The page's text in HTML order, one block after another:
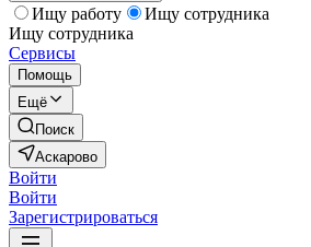
Ищу работу
Ищу сотрудника
Ищу сотрудника
Сервисы
Помощь
Ещё
Поиск
Аскарово
Войти
Войти
Зарегистрироваться